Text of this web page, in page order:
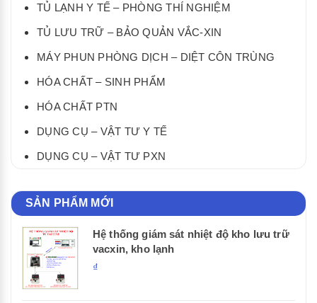
TỦ LẠNH Y TẾ – PHÒNG THÍ NGHIỆM
TỦ LƯU TRỮ – BẢO QUẢN VẮC-XIN
MÁY PHUN PHÒNG DỊCH – DIỆT CÔN TRÙNG
HÓA CHẤT – SINH PHẨM
HÓA CHẤT PTN
DỤNG CỤ – VẬT TƯ Y TẾ
DỤNG CỤ – VẬT TƯ PXN
SẢN PHẨM MỚI
Hệ thống giám sát nhiệt độ kho lưu trữ
vacxin, kho lạnh
₫